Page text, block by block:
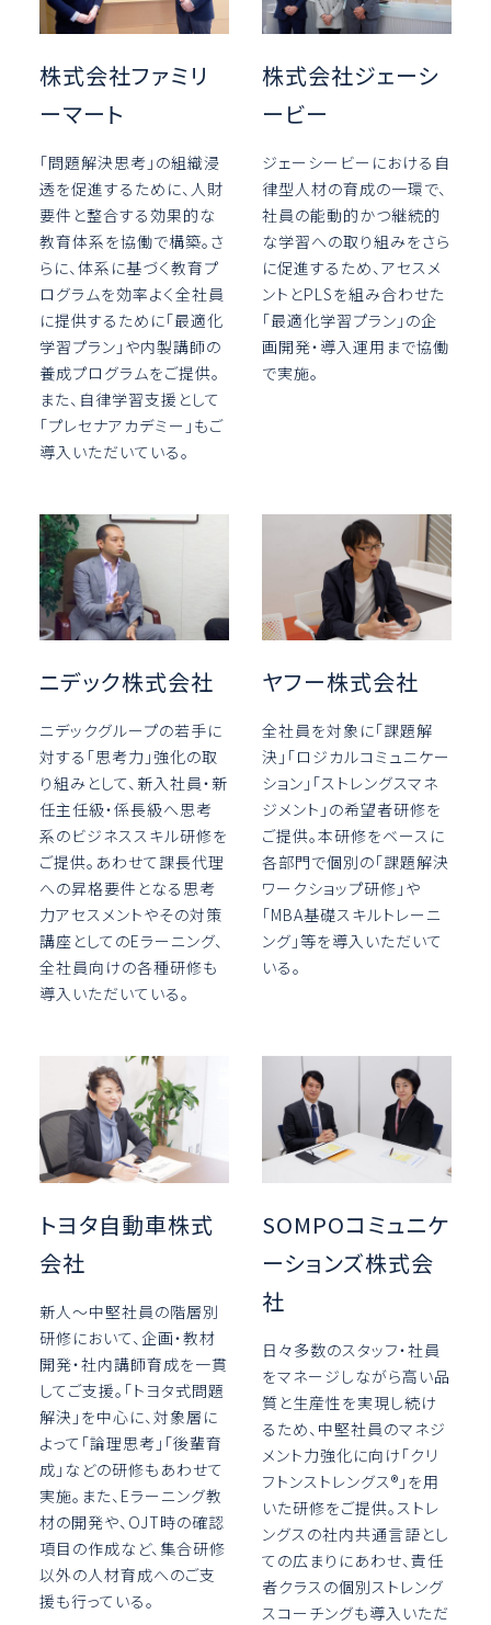
株式会社ファミリ
ーマート
「問題解決思考」の組織浸
透を促進するために、人財
要件と整合する効果的な
教育体系を協働で構築。さ
らに、体系に基づく教育プ
ログラムを効率よく全社員
に提供するために「最適化
学習プラン」や内製講師の
養成プログラムをご提供。
また、自律学習支援として
「プレセナアカデミー」もご
導入いただいている。
株式会社ジェーシ
ービー
ジェーシービーにおける自
律型人材の育成の一環で、
社員の能動的かつ継続的
な学習への取り組みをさら
に促進するため、アセスメ
ントとPLSを組み合わせた
「最適化学習プラン」の企
画開発・導入運用まで協働
で実施。
ニデック株式会社
ニデックグループの若手に
対する「思考力」強化の取
り組みとして、新入社員・新
任主任級・係長級へ思考
系のビジネススキル研修を
ご提供。あわせて課長代理
への昇格要件となる思考
力アセスメントやその対策
講座としてのEラーニング、
全社員向けの各種研修も
導入いただいている。
ヤフー株式会社
全社員を対象に「課題解
決」「ロジカルコミュニケー
ション」「ストレングスマネ
ジメント」の希望者研修を
ご提供。本研修をベースに
各部門で個別の「課題解決
ワークショップ研修」や
「MBA基礎スキルトレーニ
ング」等を導入いただいて
いる。
トヨタ自動車株式
会社
新人～中堅社員の階層別
研修において、企画・教材
開発・社内講師育成を一貫
してご支援。「トヨタ式問題
解決」を中心に、対象層に
よって「論理思考」「後輩育
成」などの研修もあわせて
実施。また、Eラーニング教
材の開発や、OJT時の確認
項目の作成など、集合研修
以外の人材育成へのご支
援も行っている。
SOMPOコミュニケ
ーションズ株式会
社
日々多数のスタッフ・社員
をマネージしながら高い品
質と生産性を実現し続け
るため、中堅社員のマネジ
メント力強化に向け「クリ
フトンストレングス®」を用
いた研修をご提供。ストレ
ングスの社内共通言語とし
ての広まりにあわせ、責任
者クラスの個別ストレング
スコーチングも導入いただ